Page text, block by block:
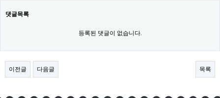
댓글목록
등록된 댓글이 없습니다.
이전글 다음글 목록